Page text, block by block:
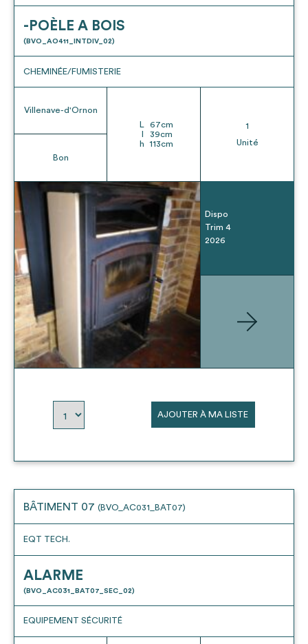
-POÈLE A BOIS
(BVO_AO411_INTDIV_02)
CHEMINÉE/FUMISTERIE
Villenave-d'Ornon
Bon
L 67cm
39cm
h
113cm
1
Unité
Dispo
Trim 4
2026
AJOUTER À MA LISTE
BÂTIMENT 07 (BVO_AC031_BAT07)
EQT TECH.
ALARME
(BVO_AC031_BAT07_SEC_02)
EQUIPEMENT SÉCURITÉ